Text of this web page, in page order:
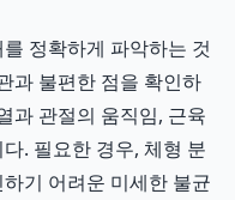
정확하게 파악하는 것
과 불편한 점을 확인하
과 관절의 움직임, 근육
. 필요한 경우, 체형 분
기 어려운 미세한 불균